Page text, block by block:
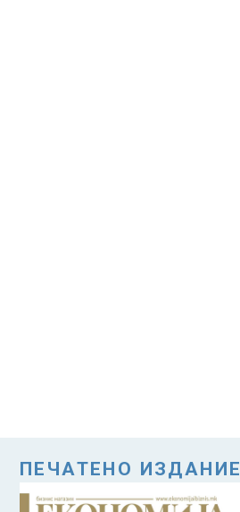
ПЕЧАТЕНО ИЗДАНИЕ